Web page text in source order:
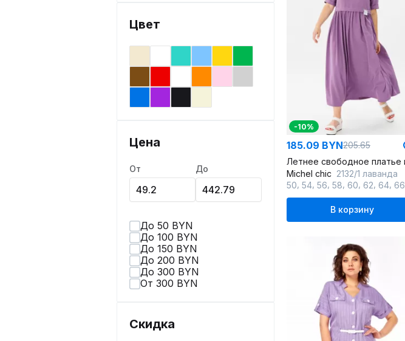
Цвет
Цена
От До
До 50 BYN
До 100 BYN
До 150 BYN
До 200 BYN
До 300 BYN
От 300 BYN
Скидка
-10%
185.09 BYN205.65
Michel chic 2132/1 лаванда
50 54 56 58 60 62 64 66
В корзину